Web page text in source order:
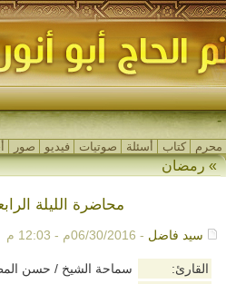
مج-
محرم كتاب أسئلة صوتيات فيديو صور
»رمضان
محاضرة الليلة
سيد فاضل - 06/30/2016م - 12:03 م
القارئ:
سماحة الشيخ / حسن